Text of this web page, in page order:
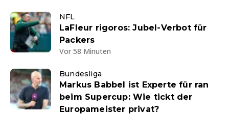
NFL
LaFleur rigoros: Jubel-Verbot für
Packers
Vor 58 Minuten
Bundesliga
Markus Babbel ist Experte für ran
beim Supercup: Wie tickt der
Europameister privat?